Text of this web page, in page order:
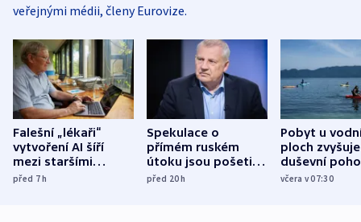
veřejnými médii, členy Eurovize.
Falešní „lékaři“
vytvoření AI šíří
mezi staršími
Poláky nebezpečné
před 7h
Spekulace o
přímém ruském
útoku jsou pošetilé,
míní estonský
před 20h
Pobyt u
ploch zvyšuje
duševní
ukázala
včera v 07:30